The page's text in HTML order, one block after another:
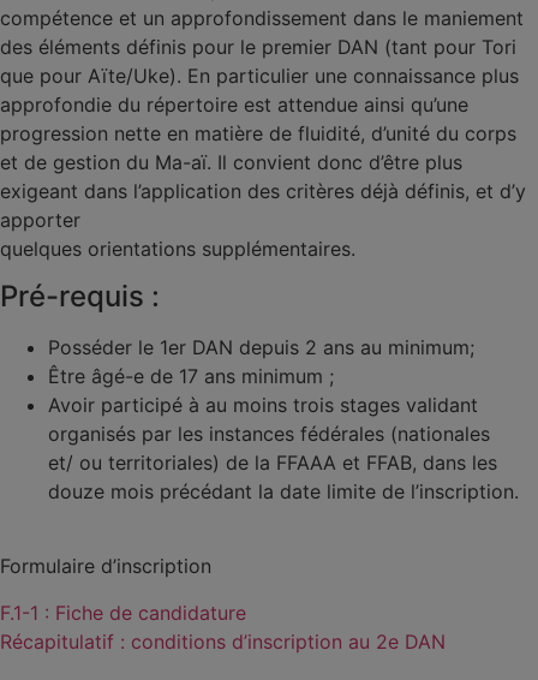
compétence et un approfondissement dans le maniement
des éléments définis pour le premier DAN (tant pour Tori
que pour Aïte/Uke). En particulier une connaissance plus
approfondie du répertoire est attendue ainsi qu’une
progression nette en matière de fluidité, d’unité du corps
et de gestion du Ma-aï. Il convient donc d’être plus
exigeant dans l’application des critères déjà définis, et d’y
apporter
quelques orientations supplémentaires.
Pré-requis :
Posséder le 1er DAN depuis 2 ans au minimum;
Être âgé-e de 17 ans minimum ;
Avoir participé à au moins trois stages validant
organisés par les instances fédérales (nationales
et/ ou territoriales) de la FFAAA et FFAB, dans les
douze mois précédant la date limite de l’inscription.
Formulaire d’inscription
F.1-1 : Fiche de candidature
Récapitulatif : conditions d’inscription au 2e DAN